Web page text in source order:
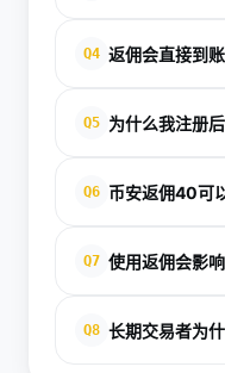
在注册前确认入口是
本身能降低成本，
使用，这样更稳妥，
Q4 返佣会直接到
会返到主账户余额
期、到账位置和适用
Q5 为什么我注册
填错、账户不符合
果仍有疑问，可以
Q6 币安返佣40可
用于单独优惠，有
持组合使用，尤其
Q7 使用返佣会影
户安全。真正需要
Q8 长期交易者为